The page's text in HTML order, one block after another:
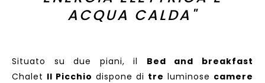
ACQUA CALDA"
Situato su due piani, il Bed and breakfast
Chalet Il Picchio dispone di tre luminose camere